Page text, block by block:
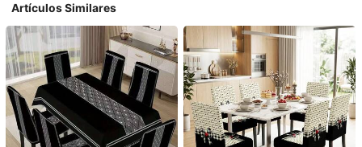
Artículos Similares